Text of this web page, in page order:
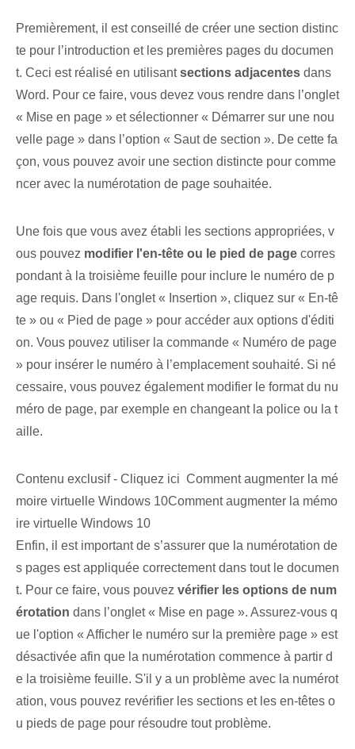
Premièrement, il est conseillé de créer une section distinc
te pour l’introduction et les premières pages du documen
t. Ceci est réalisé en utilisantsections adjacentes dans
Word. Pour ce faire, vous devez vous rendre dans l’onglet
« Mise en page » et sélectionner « Démarrer sur une nou
velle page » dans l’option « Saut de section ». De cette fa
çon, vous pouvez avoir une section distincte pour comme
ncer avec la numérotation de page souhaitée.
Une fois que vous avez établi les sections appropriées, v
ous pouvez modifier l'en-tête ou le pied de page corres
pondant à la troisième feuille pour inclure le numéro de p
age requis. Dans l'onglet « Insertion », cliquez sur « En-tê
te » ou « Pied de page » pour accéder aux options d'éditi
on. Vous pouvez utiliser la commande « Numéro de page
» pour insérer le numéro à l’emplacement souhaité. Si né
cessaire, vous pouvez également modifier le format du nu
méro de page, par exemple en changeant la police ou la t
aille.
Contenu exclusif - Cliquez ici Comment augmenter la mé
moire virtuelle Windows 10Comment augmenter la mémo
ire virtuelle Windows 10
Enfin, il est important de s’assurer que la numérotation de
s pages est appliquée correctement dans tout le documen
t. Pour ce faire, vous pouvez vérifier les options de num
érotation dans l’onglet « Mise en page ». Assurez-vous q
ue l'option « Afficher le numéro sur la première page » est
désactivée afin que la numérotation commence à partir d
e la troisième feuille. S'il y a un problème avec la numérot
ation, vous pouvez revérifier les sections et les en-têtes o
u pieds de page pour résoudre tout problème.